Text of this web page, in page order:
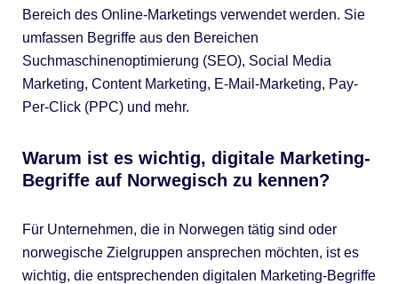
Bereich des Online-Marketings verwendet werden. Sie
umfassen Begriffe aus den Bereichen
Suchmaschinenoptimierung (SEO), Social Media
Marketing, Content Marketing, E-Mail-Marketing, Pay-
Per-Click (PPC) und mehr.
Warum ist es wichtig, digitale Marketing-
Begriffe auf Norwegisch zu kennen?
Für Unternehmen, die in Norwegen tätig sind oder
norwegische Zielgruppen ansprechen möchten, ist es
wichtig, die entsprechenden digitalen Marketing-Begriffe